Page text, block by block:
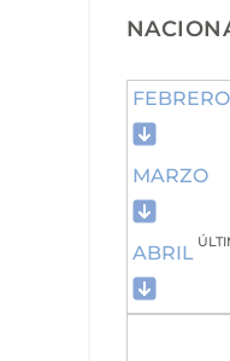
FEBRERO
MARZO
ABRIL